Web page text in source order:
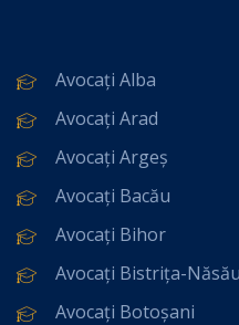
Avocați Alba
Avocați Arad
Avocați Argeș
Avocați Bacău
Avocați Bihor
Avocați Bistrița-
Avocați Botoșani